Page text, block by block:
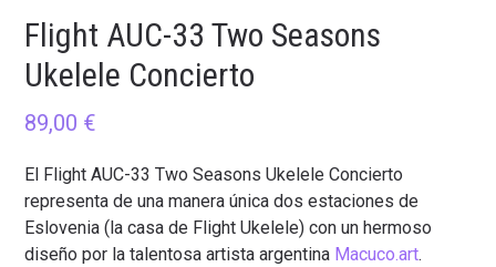
Flight AUC-33 Two Seasons
Ukelele Concierto
89,00 €
El Flight AUC-33 Two Seasons Ukelele Concierto
representa de una manera única dos estaciones de
Eslovenia (la casa de Flight Ukelele) con un hermoso
diseño por la talentosa artista argentina Macuco.art.